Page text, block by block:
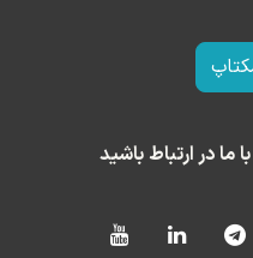
با ما در ارتباط باشید